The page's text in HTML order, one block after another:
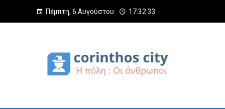
Πέμπτη, 6 Αυγούστου 17:32:35